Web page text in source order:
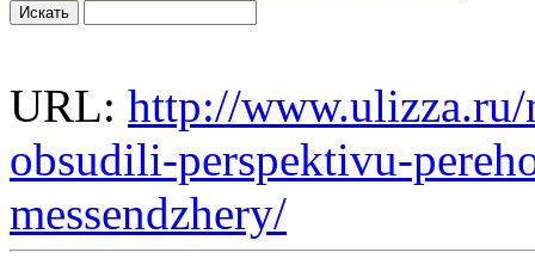
URL: http://
obsudili-perspektivu-
messendzhery/